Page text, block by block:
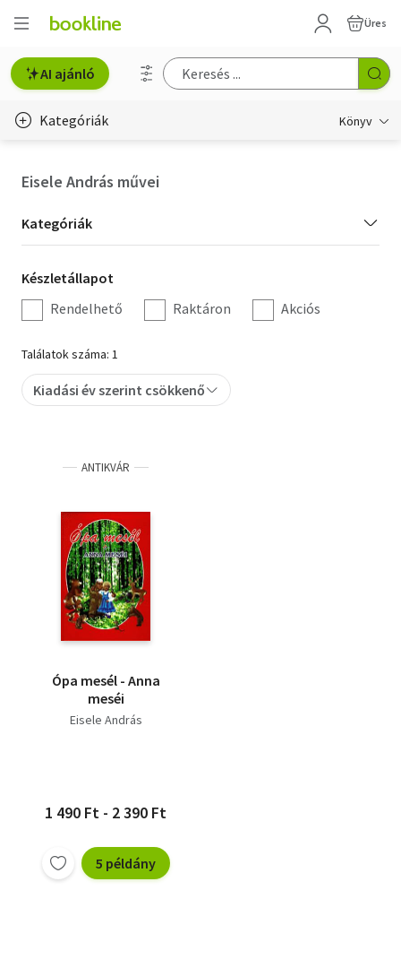
Üres
AI ajánló
Kategóriák Könyv
Hobbi, szabadidő
Irodalom
Művészet
Szakkönyv
Tankönyv, segédkönyv
Társadalomtudomány
Természettudomány
Történelem
Eisele András művei
Kategória
szűrés
Kategóriák
Készletállapot
szűrés
Készletállapot
Rendelhető
Raktáron Akciós
Találatok száma: 1
Kiadási év szerint csökkenő
ANTIKVÁR
Ópa mesél - Anna
meséi
Eisele András
1 490 Ft - 2 390 Ft
5 példány